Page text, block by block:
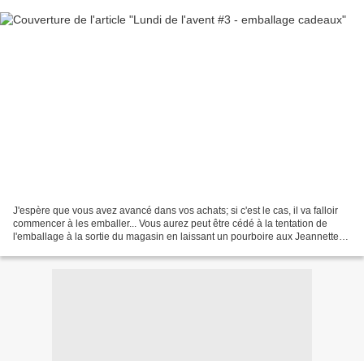
J'espère que vous avez avancé dans vos achats; si c'est le cas, il va falloir
commencer à les emballer... Vous aurez peut être cédé à la tentation de
l'emballage à la sortie du magasin en laissant un pourboire aux Jeannettes